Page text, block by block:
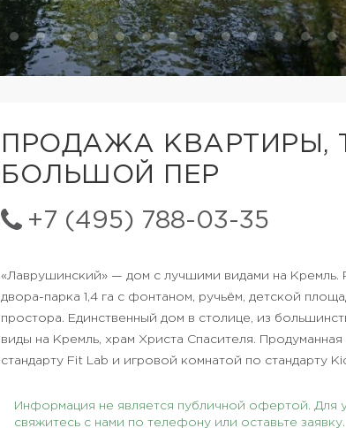
ПРОДАЖА КВАРТИРЫ,
БОЛЬШОЙ ПЕР
+7 (495) 788-03-35
«Лаврушинский» — дом с лучшими видами на Кремль.
двора-парка 1,4 га с фонтаном, ручьём, детской
простора. Единственный дом в столице, из
виды на Кремль, храм Христа Спасителя.
стандарту Fit Lab и игровой комнатой по стандарту
Информация не является публичной офертой. Для
свяжитесь с нами по телефону или оставьте заявку.